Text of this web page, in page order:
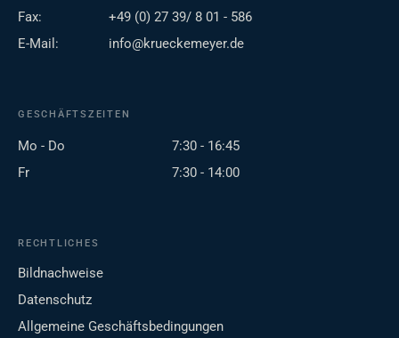
Fax:
+49 (0) 27 39/ 8 01 - 586
E-Mail:
info@krueckemeyer.de
GESCHÄFTSZEITEN
Mo - Do
7:30 - 16:45
Fr
7:30 - 14:00
RECHTLICHES
Bildnachweise
Datenschutz
Allgemeine Geschäftsbedingungen